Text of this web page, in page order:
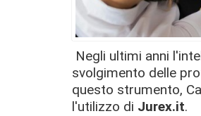
Negli ultimi anni
svolgimento delle
questo strumento,
l'utilizzo di Jurex.it.